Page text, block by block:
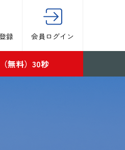
録 会員ログイン
無料）30秒